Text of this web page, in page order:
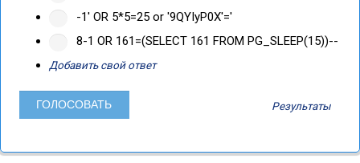
-1' OR 5*5=25 or '9QYIyP0X'='
8-1 OR 161=(SELECT 161 FROM PG_SLEEP(15))--
Добавить свой ответ
Результаты